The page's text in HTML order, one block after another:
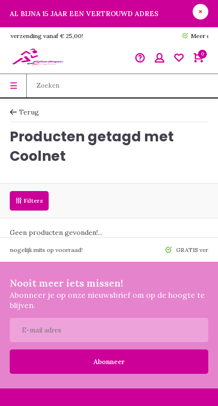
AL BIJNA 15 JAAR EEN VERTROUWD ADRES
GRATIS verzending vanaf € 25,00!
0
Terug
Producten getagd met
Coolnet
Filters
Geen producten gevonden!...
mits op voorraad! GRATIS
Nooit meer iets missen!
Abonneer je op onze nieuwsbrief om op de hoogte te
blijven.
Abonneer